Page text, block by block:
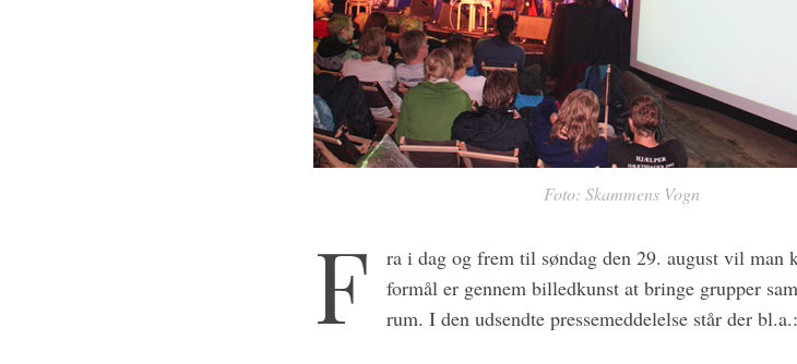
Foto: Skammens Vogn
F
ra i dag og frem til søndag den 29. august vil man
formål er gennem billedkunst at bringe grupper
rum. I den udsendte pressemeddelelse står der bl.a.: